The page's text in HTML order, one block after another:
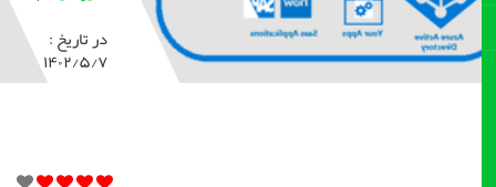
در تاریخ :
۱۴۰۲/۵/۷